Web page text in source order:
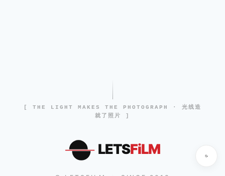
[ THE LIGHT MAKES THE PHOTOGRAPH · 光线造
就了照片 ]
LETSFiLM